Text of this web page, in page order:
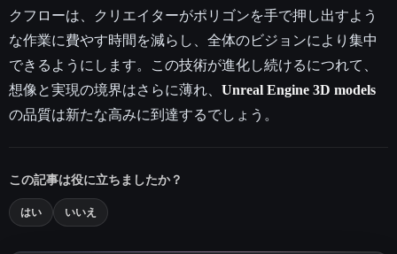
クフローは、クリエイターがポリゴンを手で押し出すよう
な作業に費やす時間を減らし、全体のビジョンにより集中
できるようにします。この技術が進化し続けるにつれて、
想像と実現の境界はさらに薄れ、 Unreal Engine 3D models
の品質は新たな高みに到達するでしょう。
この記事は役に立ちましたか？
はい いいえ